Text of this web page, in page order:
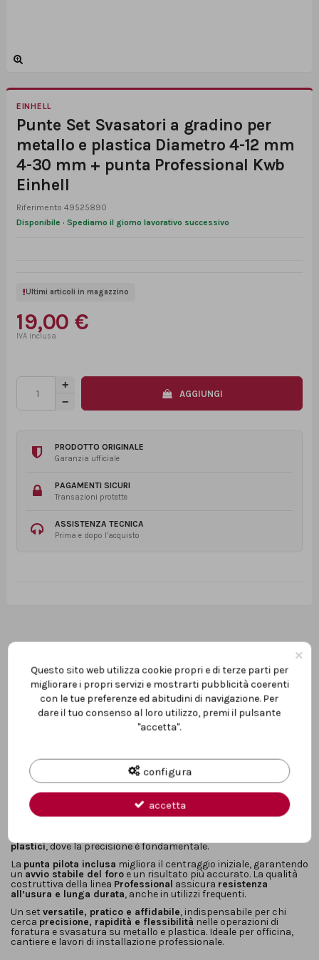
EINHELL
Punte Set Svasatori a gradino per
metallo e plastica Diametro 4-12 mm
4-30 mm + punta Professional Kwb
Einhell
Riferimento 49525890
Disponibile · Spediamo il giorno lavorativo successivo
Ultimi articoli in magazzino
19,00 €
AGGIUNGI
PRODOTTO ORIGINALE
Garanzia ufficiale
PAGAMENTI SICURI
Transazioni protette
ASSISTENZA TECNICA
Prima e dopo l’acquisto
Descrizione
progressive, precise e pulitesumetallo e plastica. È la
soluzione ideale per professionisti e installatori che necessitano
fori di diverso diametrocon un unico utensile, riducendo
punte a gradino da 4–12 mm e 4–30 mm
permettono una
foratura graduale e controllata, evitando sbavature e
plastici, dove la precisione è fondamentale.
La punta pilota inclusa migliora il centraggio iniziale, garantendo
un avvio stabile del foro e un risultato più accurato. La qualità
costruttiva della linea Professional assicura resistenza
all’usura e lunga durata, anche in utilizzi frequenti.
Un set versatile, pratico e affidabile, indispensabile per chi
cerca precisione, rapidità e flessibilità nelle operazioni di
foratura e svasatura su metallo e plastica. Ideale per officina,
cantiere e lavori di installazione professionale.
×
Questo sito web utilizza cookie propri e di terze parti per
migliorare i propri servizi e mostrarti pubblicità coerenti
con le tue preferenze ed abitudini di navigazione. Per
dare il tuo consenso al loro utilizzo, premi il pulsante
"accetta".
configura
accetta